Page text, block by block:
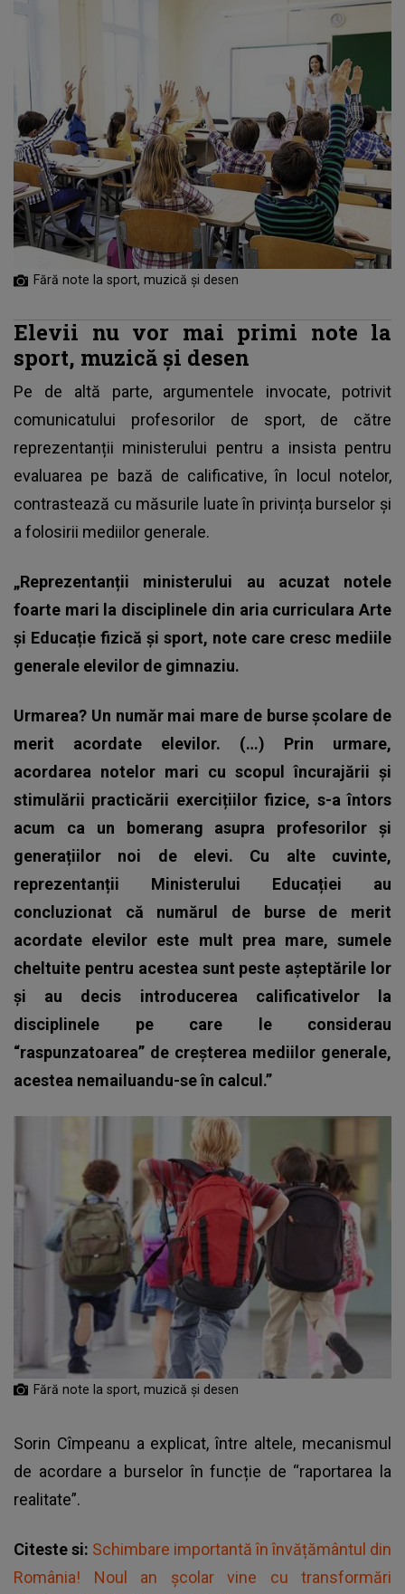
Fără note la sport, muzică și desen
Elevii nu vor mai primi note la
sport, muzică și desen
Pe de altă parte, argumentele invocate, potrivit
comunicatului profesorilor de sport, de către
reprezentanții ministerului pentru a insista pentru
evaluarea pe bază de calificative, în locul notelor,
contrastează cu măsurile luate în privința burselor și
a folosirii mediilor generale.
„Reprezentanții ministerului au acuzat notele
foarte mari la disciplinele din aria curriculara Arte
și Educație fizică și sport, note care cresc mediile
generale elevilor de gimnaziu.
Urmarea? Un număr mai mare de burse școlare de
merit acordate elevilor. (…) Prin urmare,
acordarea notelor mari cu scopul încurajării și
stimulării practicării exercițiilor fizice, s-a întors
acum ca un bomerang asupra profesorilor și
generațiilor noi de elevi. Cu alte cuvinte,
reprezentanții Ministerului Educației au
concluzionat că numărul de burse de merit
acordate elevilor este mult prea mare, sumele
cheltuite pentru acestea sunt peste așteptările lor
și au decis introducerea calificativelor la
disciplinele pe care le considerau
“raspunzatoarea” de creșterea mediilor generale,
acestea nemailuandu-se în calcul.”
Fără note la sport, muzică și desen
Sorin Cîmpeanu a explicat, între altele, mecanismul
de acordare a burselor în funcție de “raportarea la
realitate”.
Citeste si: Schimbare importantă în învățământul din
România! Noul an școlar vine cu transformări